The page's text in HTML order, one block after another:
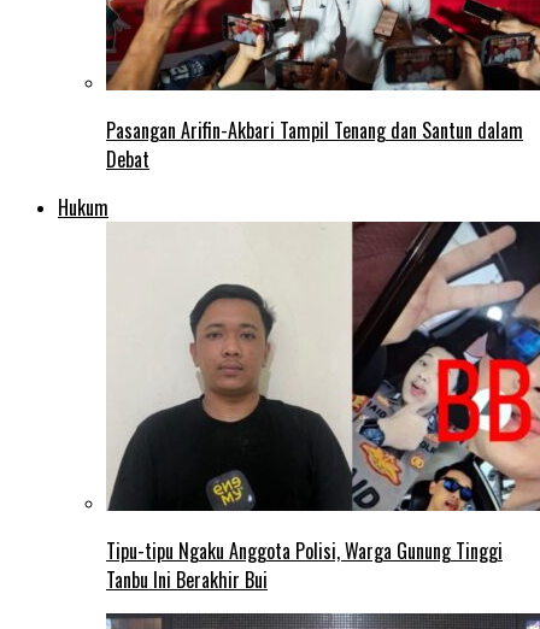
Pasangan Arifin-Akbari Tampil Tenang dan Santun dalam
Debat
Hukum
Tipu-tipu Ngaku Anggota Polisi, Warga Gunung Tinggi
Tanbu Ini Berakhir Bui